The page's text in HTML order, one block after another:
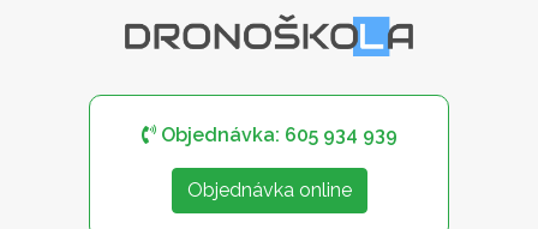
Objednávka: 605 934 939
Objednávka online